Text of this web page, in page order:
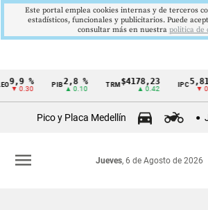
Cintillo
Colombia
%
▼ 0.30
2,8 %
▲ 0.10
TRM$4178,23
▲ 0.42
5,81 %
▼ 0.12
Pico y Placa Medellín
Jueves, 6 de Agosto de 2026
menu
Este portal emplea cookies internas y de terceros
estadísticos, funcionales y publicitarios. Puede
consultar más en nuestra politica de